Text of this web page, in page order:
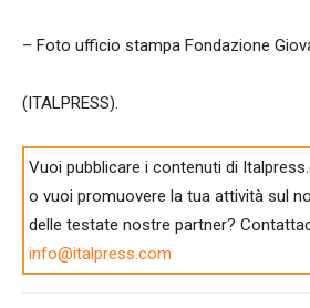
– Foto ufficio stampa Fondazione
(ITALPRESS).
Vuoi pubblicare i contenuti di
o vuoi promuovere la tua attività sul
delle testate nostre partner?
info@italpress.com